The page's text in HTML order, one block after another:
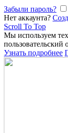
Забыли пароль?
Нет аккаунта?
Scroll To Top
Мы используем
пользовательский
Узнать подробнее